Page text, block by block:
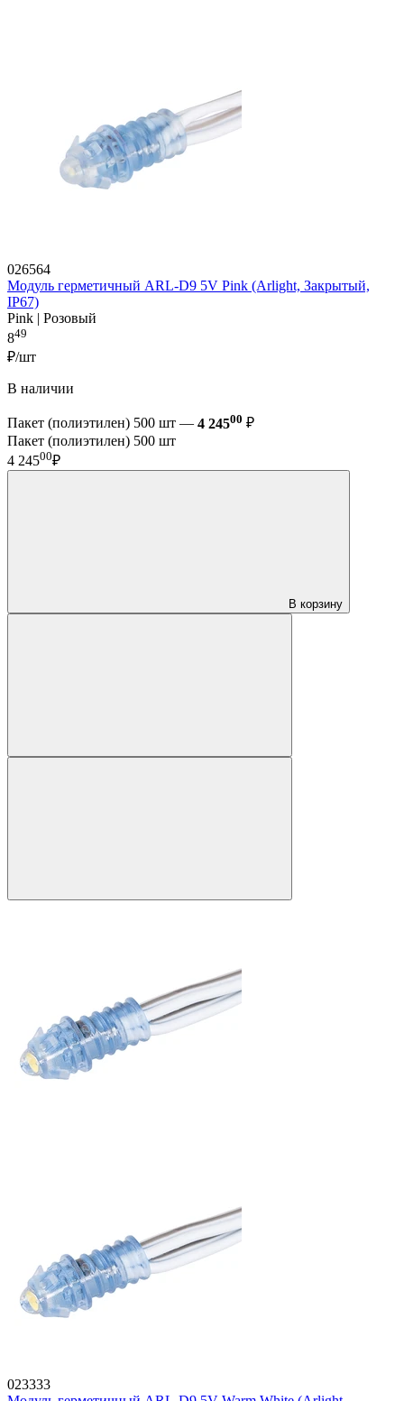
026564
Модуль герметичный ARL-D9 5V Pink (Arlight, Закрытый,
IP67)
Pink | Розовый
849
₽/шт
В наличии
Пакет (полиэтилен) 500 шт — 4 24500 ₽
Пакет (полиэтилен) 500 шт
4 24500₽
В корзину
023333